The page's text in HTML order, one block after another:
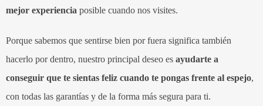
mejor experiencia posible cuando nos visites.
Porque sabemos que sentirse bien por fuera significa también
hacerlo por dentro, nuestro principal deseo es ayudarte a
conseguir que te sientas feliz cuando te pongas frente al espejo,
con todas las garantías y de la forma más segura para ti.